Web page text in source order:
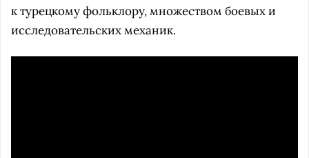
к турецкому фольклору, множеством боевых и
исследовательских механик.